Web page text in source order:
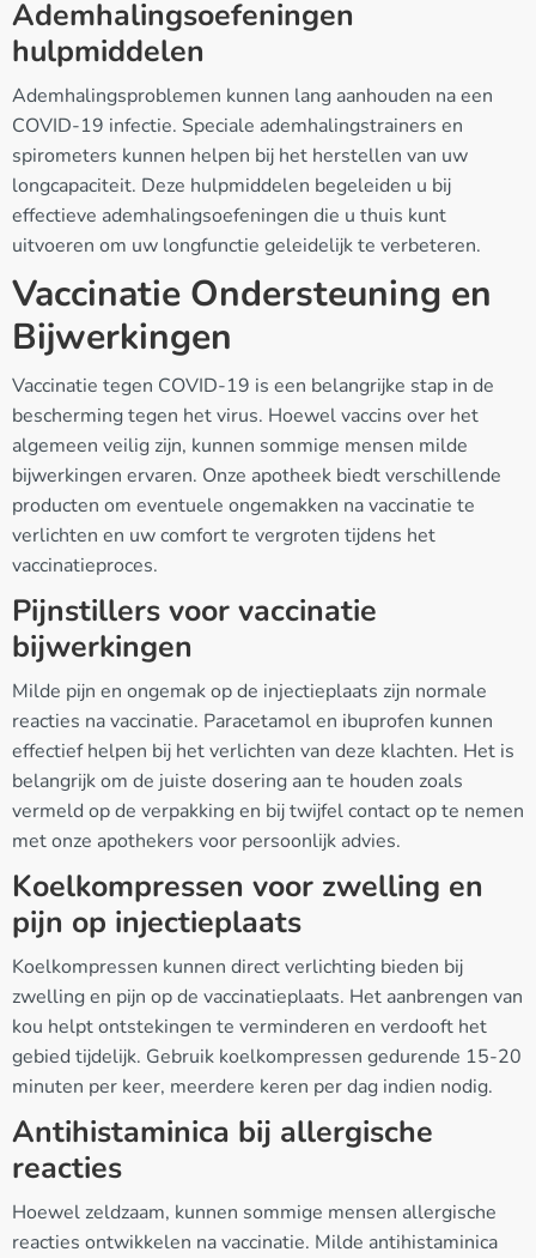
Ademhalingsoefeningen
hulpmiddelen
Ademhalingsproblemen kunnen lang aanhouden na een
COVID-19 infectie. Speciale ademhalingstrainers en
spirometers kunnen helpen bij het herstellen van uw
longcapaciteit. Deze hulpmiddelen begeleiden u bij
effectieve ademhalingsoefeningen die u thuis kunt
uitvoeren om uw longfunctie geleidelijk te verbeteren.
Vaccinatie Ondersteuning en
Bijwerkingen
Vaccinatie tegen COVID-19 is een belangrijke stap in de
bescherming tegen het virus. Hoewel vaccins over het
algemeen veilig zijn, kunnen sommige mensen milde
bijwerkingen ervaren. Onze apotheek biedt verschillende
producten om eventuele ongemakken na vaccinatie te
verlichten en uw comfort te vergroten tijdens het
vaccinatieproces.
Pijnstillers voor vaccinatie
bijwerkingen
Milde pijn en ongemak op de injectieplaats zijn normale
reacties na vaccinatie. Paracetamol en ibuprofen kunnen
effectief helpen bij het verlichten van deze klachten. Het is
belangrijk om de juiste dosering aan te houden zoals
vermeld op de verpakking en bij twijfel contact op te nemen
met onze apothekers voor persoonlijk advies.
Koelkompressen voor zwelling en
pijn op injectieplaats
Koelkompressen kunnen direct verlichting bieden bij
zwelling en pijn op de vaccinatieplaats. Het aanbrengen van
kou helpt ontstekingen te verminderen en verdooft het
gebied tijdelijk. Gebruik koelkompressen gedurende 15-20
minuten per keer, meerdere keren per dag indien nodig.
Antihistaminica bij allergische
reacties
Hoewel zeldzaam, kunnen sommige mensen allergische
reacties ontwikkelen na vaccinatie. Milde antihistaminica